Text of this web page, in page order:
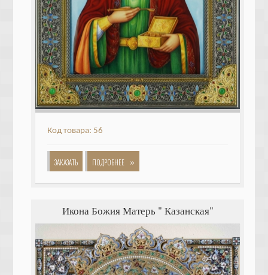
Код товара: 56
ЗАКАЗАТЬ ПОДРОБНЕЕ »
Икона Божия Матерь " Казанская"